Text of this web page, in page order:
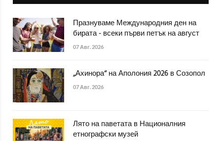
Празнуваме Международния ден на
бирата - всеки първи петък на август
07 Авг. 2026
„Ахинора“ на Аполония 2026 в Созопол
07 Авг. 2026
Лято на паветата в Националния
етнографски музей